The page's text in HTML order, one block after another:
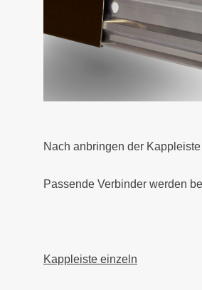
Nach anbringen der
Passende Verbinder werden
Kappleiste einzeln